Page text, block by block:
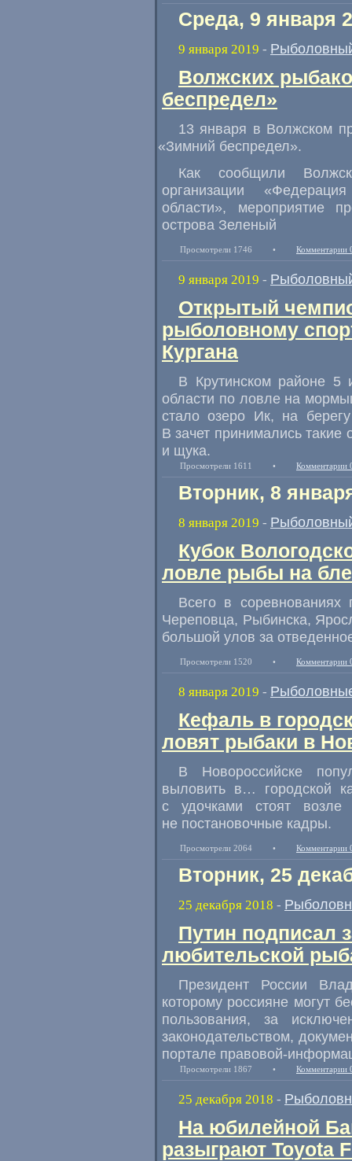
Среда, 9 января
9 января 2019 -
Волжских
беспредел»
13 января в Волжском
«Зимний беспредел».
Как сообщили
организации
«
области», мероприятие
острова Зеленый
Просмотрели 1746 • Комментарии
9 января 2019 -
Открытый
рыболовному
Кургана
В Крутинском районе 5
области по ловле на
стало озеро Ик, на
В зачет принимались такие
и щука.
Просмотрели 1611 • Комментарии
Вторник, 8
8 января 2019 -
Кубок
ловле рыбы на
Всего в
Череповца, Рыбинска,
большой улов за
Просмотрели 1520 • Комментарии
8 января 2019 -
Кефаль в
ловят рыбаки в
В Новороссийске
выловить в… городской
с удочками стоят возле
не постановочные кадры.
Просмотрели 2064 • Комментарии
Вторник, 25
25 декабря 2018 -
Путин подписал
любительской
Президент России
которому россияне могут
пользования,
за
законодательством,
портале правовой-
Просмотрели 1867 • Комментарии
25 декабря 2018 -
На юбилейной
разыграют Toyota